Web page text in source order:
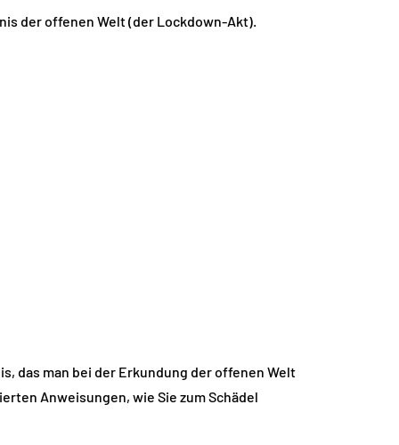
der offenen Welt (der Lockdown-Akt).
das man bei der Erkundung der offenen Welt
Anweisungen, wie Sie zum Schädel